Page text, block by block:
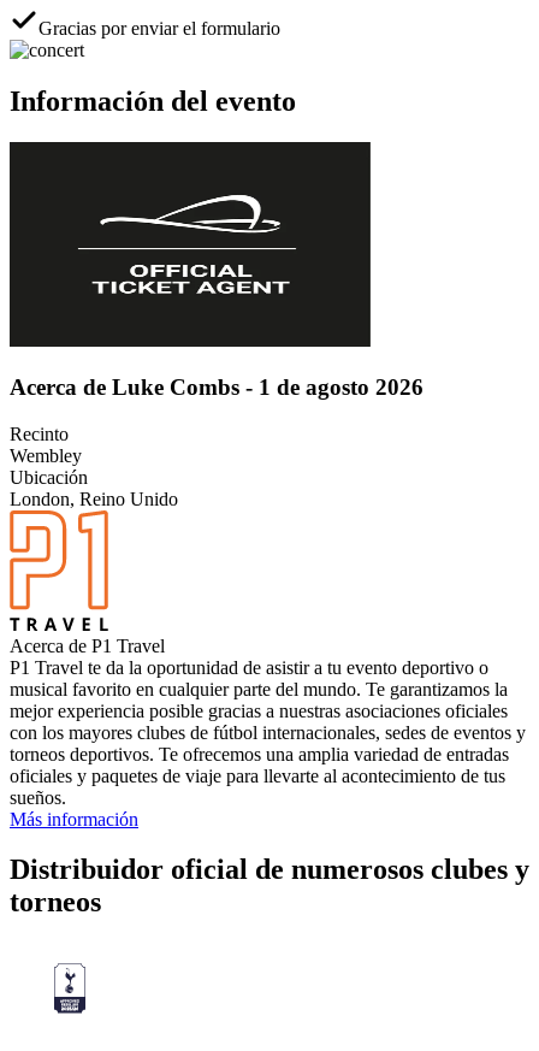
Gracias por enviar el formulario
Información del evento
Acerca de Luke Combs - 1 de agosto 2026
Recinto
Wembley
Ubicación
London, Reino Unido
Acerca de P1 Travel
P1 Travel te da la oportunidad de asistir a tu evento deportivo o
musical favorito en cualquier parte del mundo. Te garantizamos la
mejor experiencia posible gracias a nuestras asociaciones oficiales
con los mayores clubes de fútbol internacionales, sedes de eventos y
torneos deportivos. Te ofrecemos una amplia variedad de entradas
oficiales y paquetes de viaje para llevarte al acontecimiento de tus
sueños.
Más información
Distribuidor oficial de numerosos clubes y
torneos